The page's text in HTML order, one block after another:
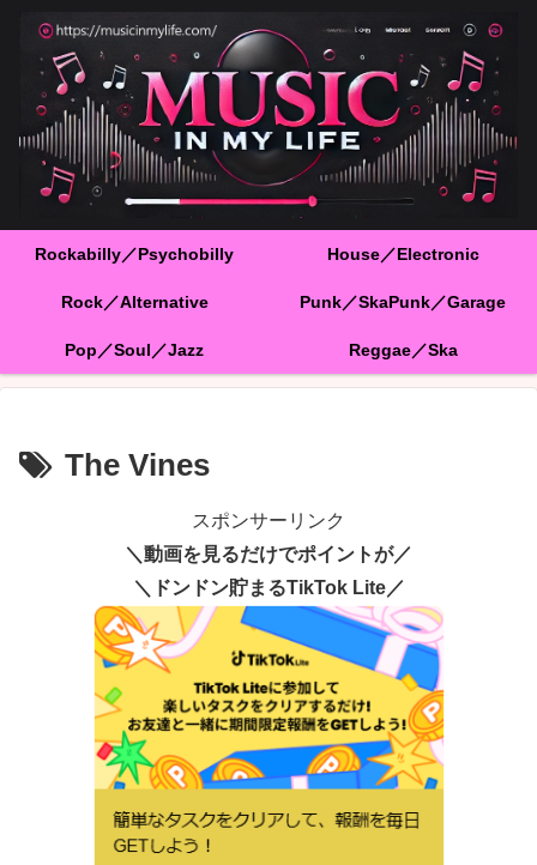
Rockabilly／Psychobilly House／Electronic
Rock／Alternative Punk／SkaPunk／Garage
Pop／Soul／Jazz Reggae／Ska
The Vines
スポンサーリンク
＼動画を見るだけでポイントが／
＼ドンドン貯まるTikTok Lite／